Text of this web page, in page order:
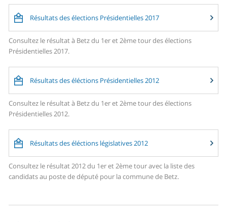
Résultats des élections Présidentielles 2017
Consultez le résultat à Betz du 1er et 2ème tour des élections
Présidentielles 2017.
Résultats des éléctions Présidentielles 2012
Consultez le résultat à Betz du 1er et 2ème tour des élections
Présidentielles 2012.
Résultats des éléctions législatives 2012
Consultez le résultat 2012 du 1er et 2ème tour avec la liste des
candidats au poste de député pour la commune de Betz.